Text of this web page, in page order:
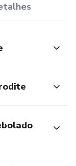
mais
a própria